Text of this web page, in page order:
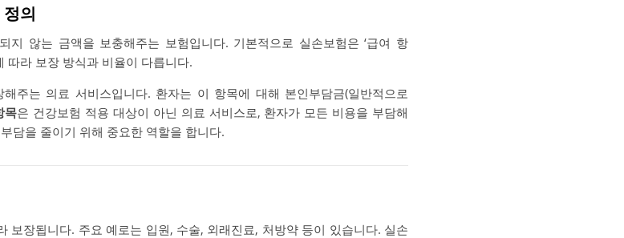
의
지 않는 금액을 보충해주는 보험입니다. 기본적으로 실손보험은 ‘급여 항
따라 보장 방식과 비율이 다릅니다.
주는 의료 서비스입니다. 환자는 이 항목에 대해 본인부담금(일반적으로
목은 건강보험 적용 대상이 아닌 의료 서비스로, 환자가 모든 비용을 부담해
담을 줄이기 위해 중요한 역할을 합니다.
보장됩니다. 주요 예로는 입원, 수술, 외래진료, 처방약 등이 있습니다. 실손